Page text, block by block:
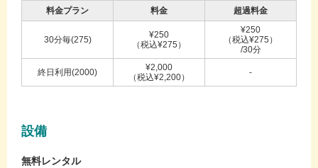
料金プラン 料金 超過料金
30分毎(275)
¥250
（税込¥275）
¥250
（税込¥275）
/30分
終日利用(2000)
¥2,000
（税込¥2,200）
-
設備
無料レンタル